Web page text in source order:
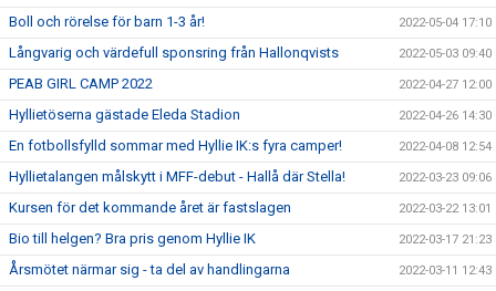
Boll och rörelse för barn 1-3 år! 2022-05-04 17:10
Långvarig och värdefull sponsring från Hallonqvists 2022-05-03 09:40
PEAB GIRL CAMP 2022 2022-04-27 12:00
Hyllietöserna gästade Eleda Stadion 2022-04-26 14:30
En fotbollsfylld sommar med Hyllie IK:s fyra camper! 2022-04-08 12:54
Hyllietalangen målskytt i MFF-debut - Hallå där Stella! 2022-03-23 09:06
Kursen för det kommande året är fastslagen 2022-03-22 13:01
Bio till helgen? Bra pris genom Hyllie IK 2022-03-17 21:23
Årsmötet närmar sig - ta del av handlingarna 2022-03-11 12:43